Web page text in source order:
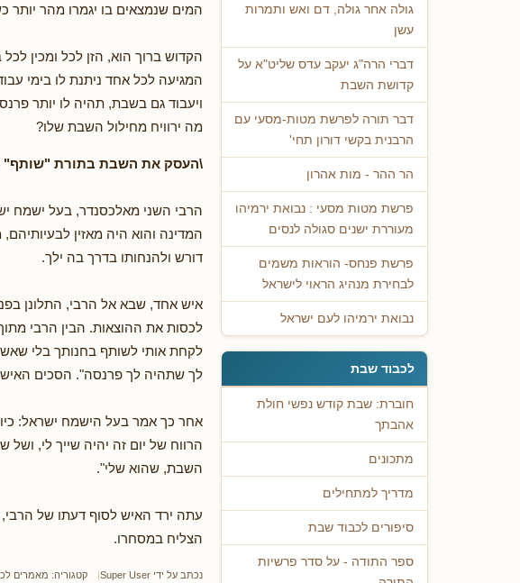
גולה אחר גולה, דם ואש ותמרות
עשן
דברי הרה"ג יעקב עדס שליט"א על
קדושת השבת
דבר תורה לפרשת מטות-מסעי עם
הרבנית בקשי דורון תחי'
הר ההר - מות אהרון
פרשת מטות מסעי : נבואת ירמיהו
מעוררת ישנים סגולה לנסים
פרשת פנחס- הוראות משמים
לבחירת מנהיג הראוי לישראל
נבואת ירמיהו לעם ישראל
לכבוד שבת
חוברת: שבת קודש נפשי חולת
אהבתך
מתכונים
מדריך למתחילים
סיפורים לכבוד שבת
ספר התודה - על סדר פרשיות
המים שנמצאים בו יגמרו מהר יותר
הקדוש ברוך הוא, הזן לכל ומכין
המגיעה לכל אחד ניתנת לו בימי
ויעבוד גם בשבת, תהיה לו יותר
מה ירוויח מחילול השבת שלו?
\העסק את השבת בתורת "שותף"
הרבי השני מאלכסנדר, בעל ישמח
המדינה והוא היה מאזין
דורש ולהנחותו בדרך בה ילך.
איש אחד, שבא אל הרבי, התלונן
לכסות את ההוצאות. הבין הרבי
לקחת אותי לשותף בחנותך בלי
לך שתהיה לך פרנסה". הסכים האיש
אחר כך אמר בעל הישמח ישראל:
הרווח של יום זה יהיה שייך לי,
השבת, שהוא שלי".
עתה ירד האיש לסוף דעתו של
הצליח במסחרו.
נכתב על ידי Super User קטגוריה: מאמרים